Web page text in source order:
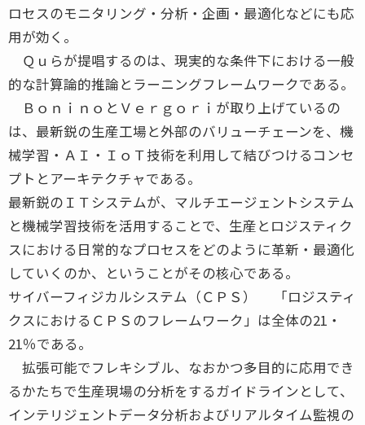
ロセスのモニタリング・分析・企画・最適化などにも応
用が効く。
Ｑｕらが提唱するのは、現実的な条件下における一般
的な計算論的推論とラーニングフレームワークである。
ＢｏｎｉｎｏとＶｅｒｇｏｒｉが取り上げているの
は、最新鋭の生産工場と外部のバリューチェーンを、機
械学習・ＡＩ・ＩｏＴ技術を利用して結びつけるコンセ
プトとアーキテクチャである。
最新鋭のＩＴシステムが、マルチエージェントシステム
と機械学習技術を活用することで、生産とロジスティク
スにおける日常的なプロセスをどのように革新・最適化
していくのか、ということがその核心である。
サイバーフィジカルシステム（ＣＰＳ） 「ロジスティ
クスにおけるＣＰＳのフレームワーク」は全体の21・
21％である。
拡張可能でフレキシブル、なおかつ多目的に応用でき
るかたちで生産現場の分析をするガイドラインとして、
インテリジェントデータ分析およびリアルタイム監視の